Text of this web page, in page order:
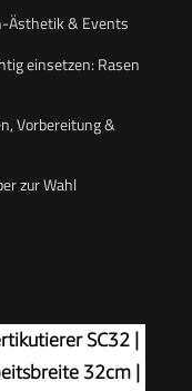
Ästhetik & Events
einsetzen: Rasen
Vorbereitung &
zur Wahl
SC32 |
32cm |